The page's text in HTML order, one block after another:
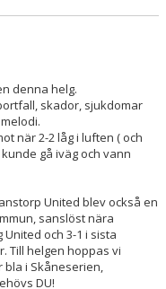
denna helg.
skador, sjukdomar
när 2-2 låg i luften ( och
gå iväg och vann
United blev också en
sanslöst nära
och 3-1 i sista
Till helgen hoppas vi
bla i Skåneserien,
DU!